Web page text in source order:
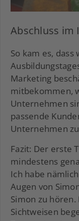
Abschluss im
So kam es,
Marketing
mitbekommen,
Unternehmen
passende
Unternehmen
Fazit: Der erste
mindestens
Ich habe
Augen von
Simon zu
Sichtweisen